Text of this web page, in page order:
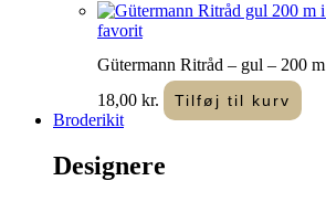
favorit
Gütermann Ritråd – gul – 200 m
18,00 kr. Tilføj til kurv
Broderikit
Designere